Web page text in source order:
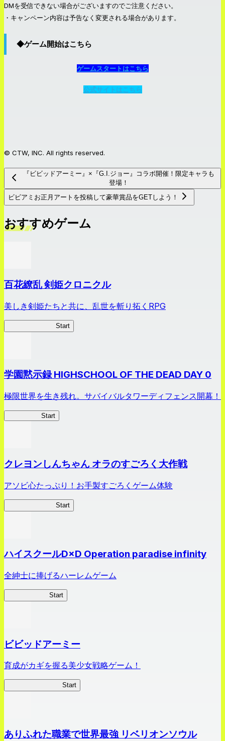
DMを受信できない場合がございますのでご注意ください。
・キャンペーン内容は予告なく変更される場合があります。
◆ゲーム開始はこちら
ゲームスタートはこちら
公式サイトはこちら
© CTW, INC. All rights reserved.
『ビビッドアーミー』×『G.I.ジョー』コラボ開催！限定キャラも
登場！
ビビアミお正月アートを投稿して豪華賞品をGETしよう！
おすすめゲーム
百花繚乱 剣姫クロニクル
美しき剣姫たちと共に、乱世を斬り拓くRPG
Start
学園黙示録 HIGHSCHOOL OF THE DEAD DAY 0
極限世界を生き残れ。サバイバルタワーディフェンス開幕！
Start
クレヨンしんちゃん オラのすごろく大作戦
アソビ心たっぷり！お手製すごろくゲーム体験
Start
ハイスクールD×D Operation paradise infinity
全紳士に捧げるハーレムゲーム
Start
ビビッドアーミー
育成がカギを握る美少女戦略ゲーム！
Start
ありふれた職業で世界最強 リベリオンソウル